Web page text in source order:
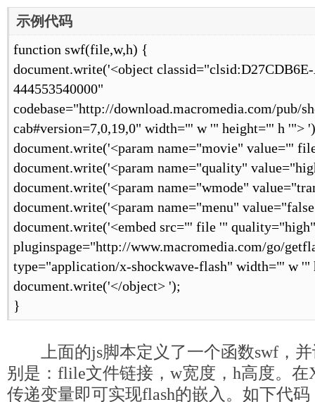
示例代码
function swf(file,w,h) {
document.write('<object
444553540000"
codebase="http://download.macromedia.com/pub/
cab#version=7,0,19,0" width="' w '" height="' h '">
document.write('<param name="movie" value="'
document.write('<param name="quality"
document.write('<param name="wmode"
document.write('<param name="menu"
document.write('<embed src="' file '" quality="high"
pluginspage="http://www.macromedia.com/go/
type="application/x-shockwave-flash" width="' w
document.write('</object> ');
}
上面的js脚本定义了一个函数swf，并
别是：flile文件链接，w宽度，h高度。
传递变量即可实现flash的嵌入。如下代码